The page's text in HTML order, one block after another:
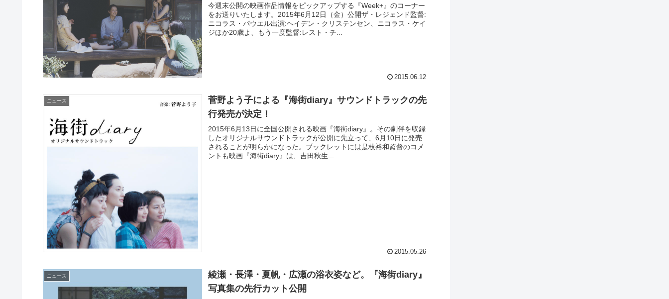
今週末公開の映画作品情報をピックアップする『Week+』のコーナー
をお送りいたします。2015年6月12日（金）公開ザ・レジェンド監督:
ニコラス・パウエル出演:ヘイデン・クリステンセン、ニコラス・ケイ
ジほか20歳よ、もう一度監督:レスト・チ...
2015.06.12
ニュース
菅野よう子による『海街diary』サウンドトラックの先
行発売が決定！
2015年6月13日に全国公開される映画『海街diary』。その劇伴を収録
したオリジナルサウンドトラックが公開に先立って、6月10日に発売
されることが明らかになった。ブックレットには是枝裕和監督のコメ
ントも映画『海街diary』は、吉田秋生...
2015.05.26
ニュース
綾瀬・長澤・夏帆・広瀬の浴衣姿など。『海街diary』
写真集の先行カット公開